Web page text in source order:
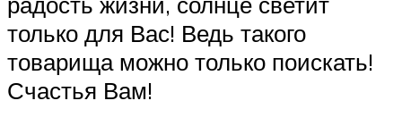
только для Вас! Ведь такого
товарища можно только поискать!
Счастья Вам!